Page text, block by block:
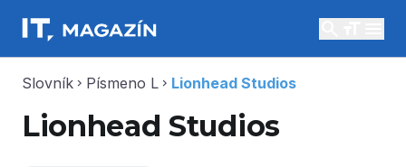
Slovník chevron_right Písmeno L chevron_right Lionhead Studios
Lionhead Studios